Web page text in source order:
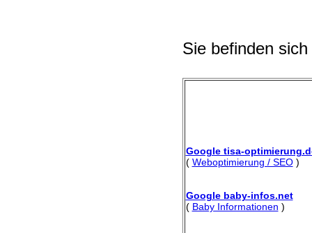
Sie befinden
Google tisa-
( Weboptimierung / SEO)
Google baby-infos.net
( Baby Informationen )